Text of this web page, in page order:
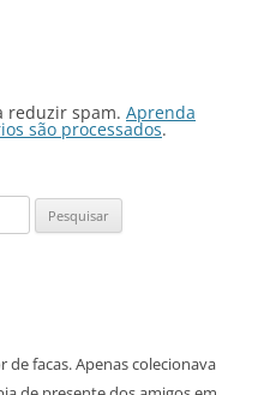
reduzir spam. Aprenda
são processados.
facas. Apenas colecionava